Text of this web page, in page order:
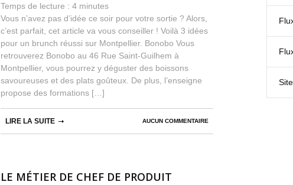
Temps de lecture : 4 minutes
Vous n’avez pas d’idée ce soir pour votre sortie ? Alors,
c’est parfait, cet article va vous conseiller ! Voilà 3 idées
pour un brunch réussi sur Montpellier. Bonobo Vous
retrouverez Bonobo au 46 Rue Saint-Guilhem à
Montpellier, vous pourrez y déguster des boissons
savoureuses et des plats goûteux. De plus, l’enseigne
propose des formations […]
AUCUN COMMENTAIRE
LIRE LA SUITE
LE MÉTIER DE CHEF DE PRODUIT